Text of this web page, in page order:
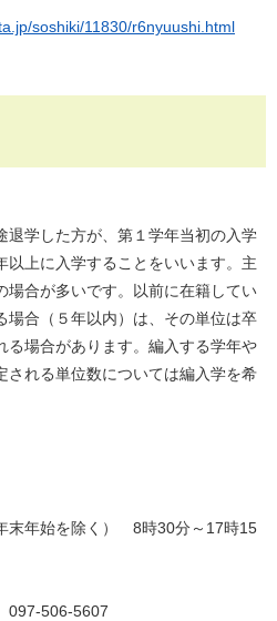
soshiki/11830/r6nyuushi.html
学した方が、第１学年当初の入学
以上に入学することをいいます。主
場合が多いです。以前に在籍してい
場合（５年以内）は、その単位は卒
る場合があります。編入する学年や
される単位数については編入学を希
年始を除く） 8時30分～17時15
506-5607